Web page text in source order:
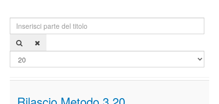
Inserisci parte del titolo